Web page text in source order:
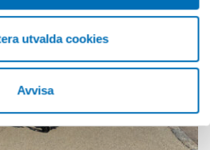
utvalda cookies
Avvisa